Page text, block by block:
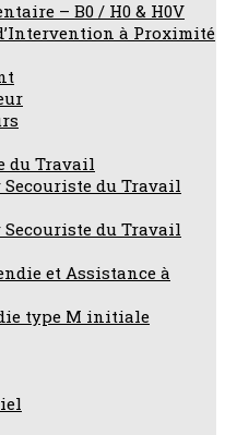
– B0 / H0 & H0V
à Proximité
du Travail
Secouriste du Travail
Secouriste du Travail
et Assistance à
type M initiale